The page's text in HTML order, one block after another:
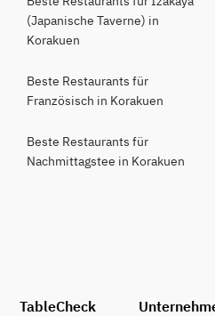
(Japanische Taverne) in
Korakuen
Beste Restaurants für
Französisch in Korakuen
Beste Restaurants für
Nachmittagstee in Korakuen
TableCheck